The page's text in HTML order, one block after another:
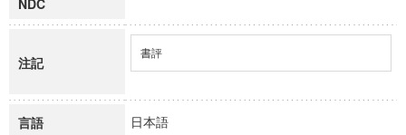
NDC
注記
書評
言語 日本語